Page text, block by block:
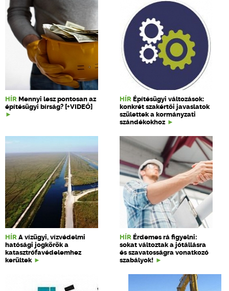
HÍR Mennyi lesz pontosan az
építésügyi bírság? [+VIDEÓ]
HÍR Építésügyi változások:
konkrét szakértői javaslatok
születtek a kormányzati
szándékokhoz
HÍR A vízügyi, vízvédelmi
hatósági jogkörök a
katasztrófavédelemhez
kerültek
HÍR Érdemes rá figyelni:
sokat változtak a jótállásra
és szavatosságra vonatkozó
szabályok!